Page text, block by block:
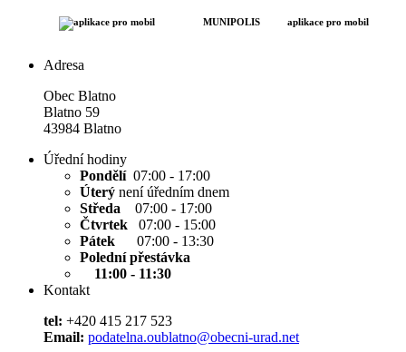
MUNIPOLISaplikace pro mobil
Adresa
Obec Blatno
Blatno 59
43984 Blatno
Úřední hodiny
Pondělí07:00 - 17:00
Úterý není úředním dnem
Středa 07:00 - 17:00
Čtvrtek 07:00 - 15:00
Pátek
07:00 - 13:30
Polední přestávka
11:00 - 11:30
Kontakt
tel: +420 415 217 523
Email: podatelna.oublatno@obecni-urad.net